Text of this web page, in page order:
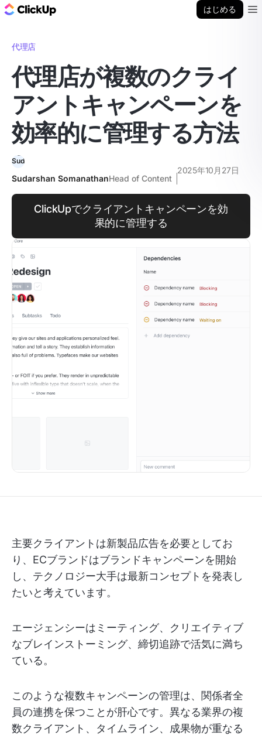
はじめる
代理店
代理店が複数のクライ
アントキャンペーンを
効率的に管理する方法
Sudarshan SomanathanHead of Content
2025年10月27日
ClickUpでクライアントキャンペーンを効
果的に管理する
主要クライアントは新製品広告を必要としてお
り、ECブランドはブランドキャンペーンを開始
し、テクノロジー大手は最新コンセプトを発表し
たいと考えています。
エージェンシーはミーティング、クリエイティブ
なブレインストーミング、締切追跡で活気に満ち
ている。
このような複数キャンペーンの管理は、関係者全
員の連携を保つことが肝心です。異なる業界の複
数クライアント、タイムライン、成果物が重なる